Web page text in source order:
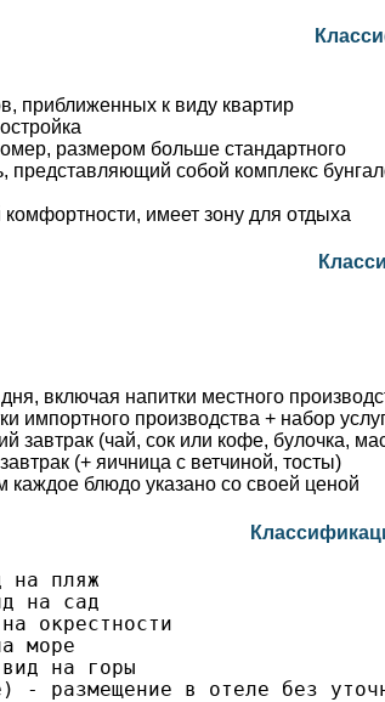
приближенных к виду квартир
размером больше стандартного
представляющий собой комплекс
имеет зону для отдыха
включая напитки местного
импортного производства + набор
завтрак (чай, сок или кофе, булочка,
(+ яичница с ветчиной, тосты)
блюдо указано со своей ценой
на пляж
на сад
окрестности
море
на горы
- размещение в отеле без